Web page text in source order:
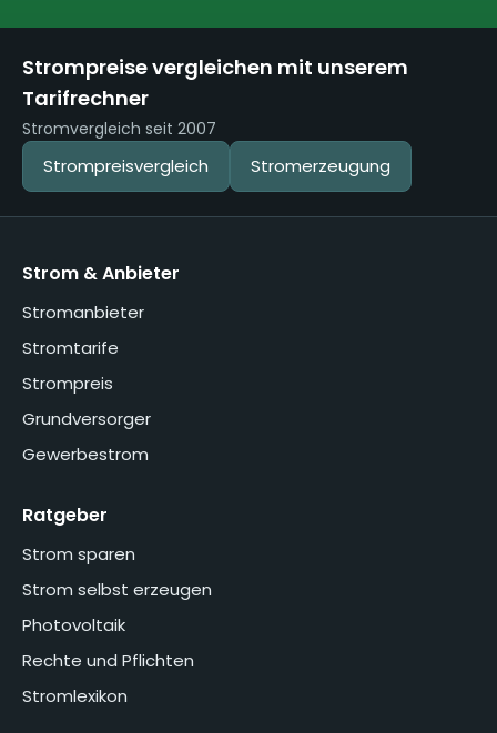
Strompreise vergleichen mit unserem
Tarifrechner
Stromvergleich seit 2007
Strompreisvergleich Stromerzeugung
Strom & Anbieter
Stromanbieter
Stromtarife
Strompreis
Grundversorger
Gewerbestrom
Ratgeber
Strom sparen
Strom selbst erzeugen
Photovoltaik
Rechte und Pflichten
Stromlexikon